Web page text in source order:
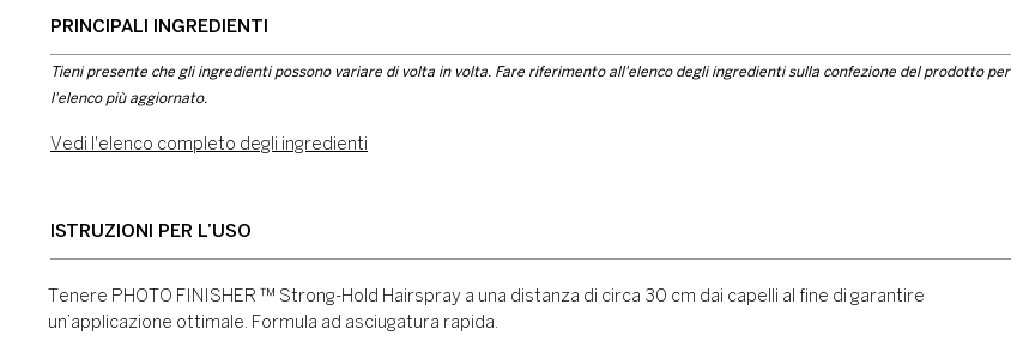
PRINCIPALI INGREDIENTI
Tieni presente che gli ingredienti possono variare di volta in volta. Fare riferimento all'elenco degli ingredienti sulla confezione del prodotto per
l'elenco più aggiornato.
Vedi l'elenco completo degli ingredienti
ISTRUZIONI PER L’USO
Tenere PHOTO FINISHER ™ Strong-Hold Hairspray a una distanza di circa 30 cm dai capelli al fine di garantire
un’applicazione ottimale. Formula ad asciugatura rapida.